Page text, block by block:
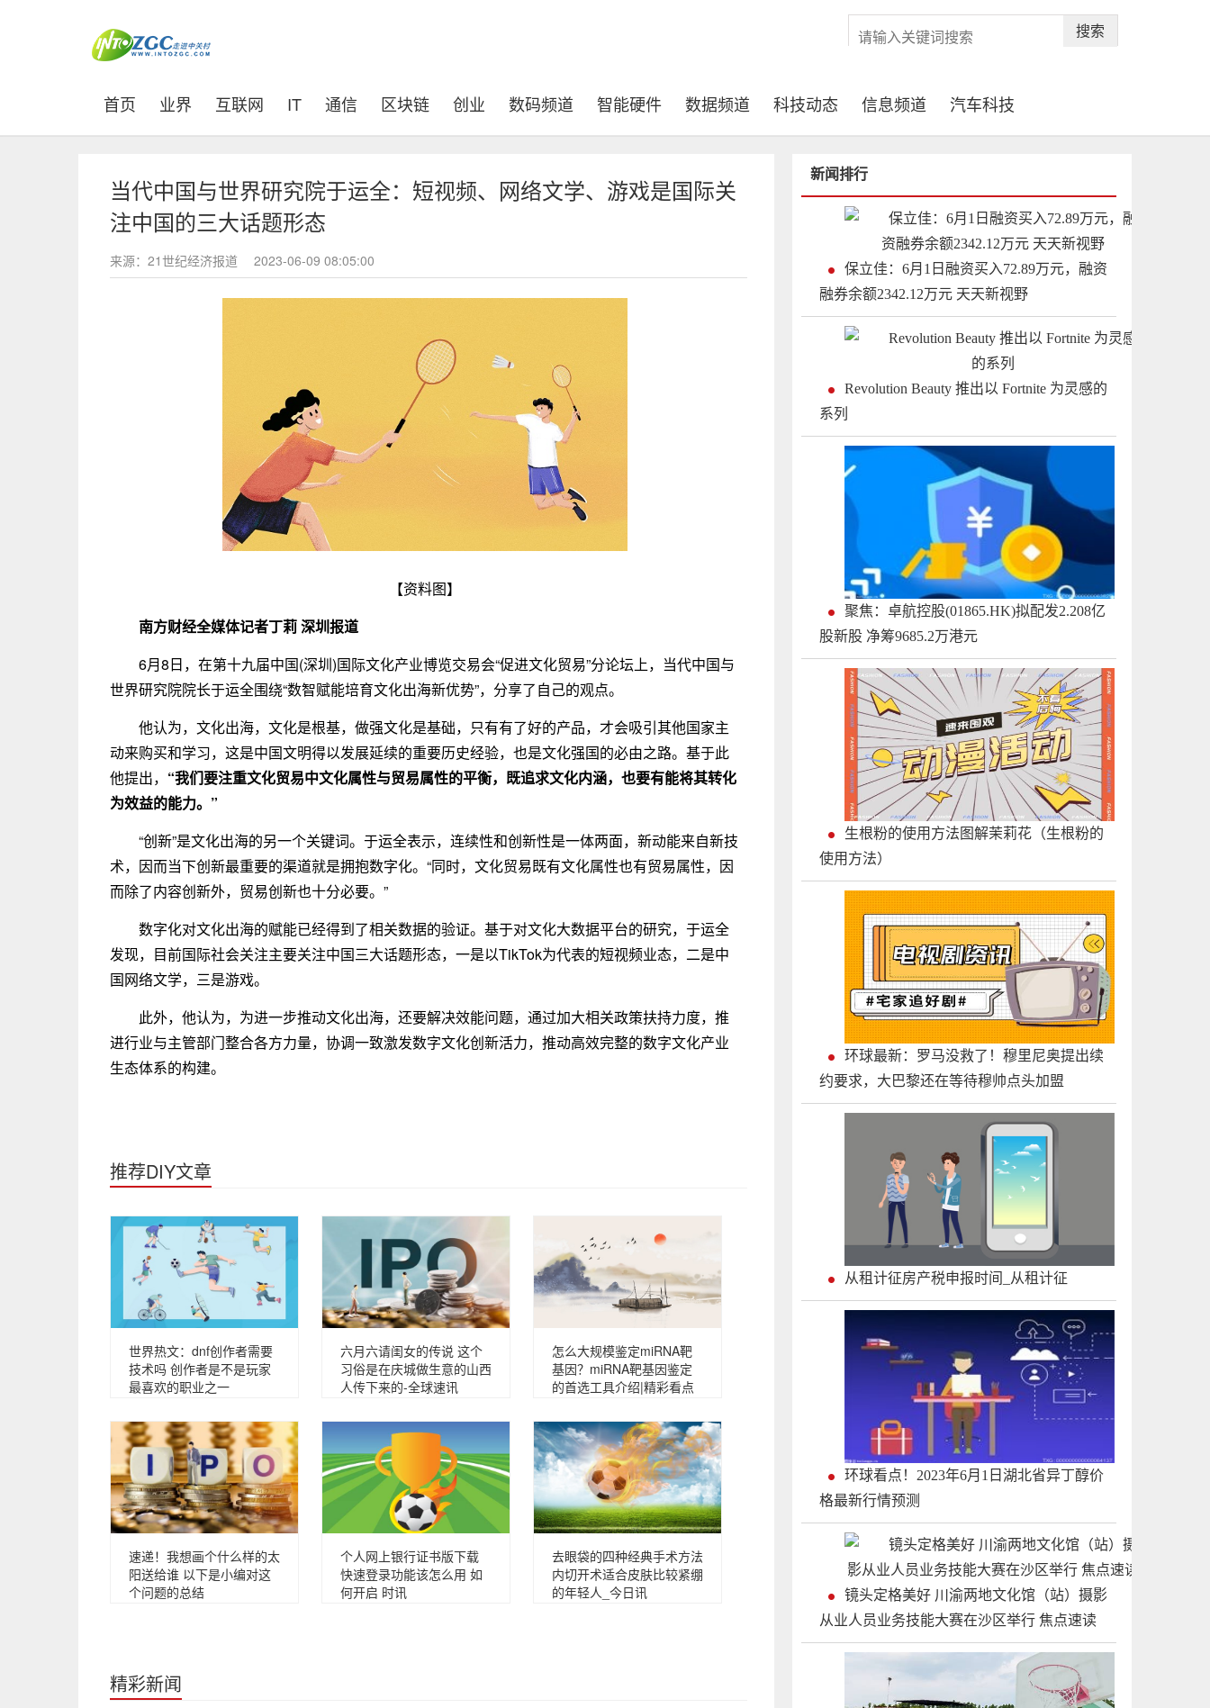
搜索
首页 (current)
业界 互联网 IT 通信 区块链 创业 数码频道 智能硬件 数据频道 科技动态 信息频道 汽车科技
当代中国与世界研究院于运全：短视频、网络文学、游戏是国际关
注中国的三大话题形态
来源：21世纪经济报道 2023-06-09 08:05:00
【资料图】
南方财经全媒体记者丁莉 深圳报道
6月8日，在第十九届中国(深圳)国际文化产业博览交易会“促进文化贸易”分论坛上，当代中国与
世界研究院院长于运全围绕“数智赋能培育文化出海新优势”，分享了自己的观点。
他认为，文化出海，文化是根基，做强文化是基础，只有有了好的产品，才会吸引其他国家主
动来购买和学习，这是中国文明得以发展延续的重要历史经验，也是文化强国的必由之路。基于此
他提出， “我们要注重文化贸易中文化属性与贸易属性的平衡，既追求文化内涵，也要有能将其转化
为效益的能力。”
“创新”是文化出海的另一个关键词。于运全表示，连续性和创新性是一体两面，新动能来自新技
术，因而当下创新最重要的渠道就是拥抱数字化。“同时，文化贸易既有文化属性也有贸易属性，因
而除了内容创新外，贸易创新也十分必要。”
数字化对文化出海的赋能已经得到了相关数据的验证。基于对文化大数据平台的研究，于运全
发现，目前国际社会关注主要关注中国三大话题形态，一是以TikTok为代表的短视频业态，二是中
国网络文学，三是游戏。
此外，他认为，为进一步推动文化出海，还要解决效能问题，通过加大相关政策扶持力度，推
进行业与主管部门整合各方力量，协调一致激发数字文化创新活力，推动高效完整的数字文化产业
生态体系的构建。
推荐DIY文章
世界热文：dnf创作者需要
技术吗 创作者是不是玩家
最喜欢的职业之一
六月六请闺女的传说 这个
习俗是在庆城做生意的山西
人传下来的-全球速讯
怎么大规模鉴定miRNA靶
基因？miRNA靶基因鉴定
的首选工具介绍|精彩看点
速递！我想画个什么样的太
阳送给谁 以下是小编对这
个问题的总结
个人网上银行证书版下载
快速登录功能该怎么用 如
何开启 时讯
去眼袋的四种经典手术方法
内切开术适合皮肤比较紧绷
的年轻人_今日讯
精彩新闻
新闻排行
保立佳：6月1日融资买入72.89万元，融资
融券余额2342.12万元 天天新视野
Revolution Beauty 推出以 Fortnite 为灵感的
系列
聚焦：卓航控股(01865.HK)拟配发2.208亿
股新股 净筹9685.2万港元
生根粉的使用方法图解茉莉花（生根粉的
使用方法）
环球最新：罗马没救了！穆里尼奥提出续
约要求，大巴黎还在等待穆帅点头加盟
从租计征房产税申报时间_从租计征
环球看点！2023年6月1日湖北省异丁醇价
格最新行情预测
镜头定格美好 川渝两地文化馆（站）摄影
从业人员业务技能大赛在沙区举行 焦点速读